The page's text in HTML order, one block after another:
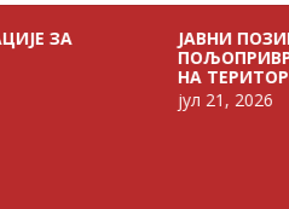
ЈАВНИ ПОЗИВ ЗА
ПОЉОПРИВРЕДНОГ
НА ТЕРИТОРИЈИ
јул 21, 2026